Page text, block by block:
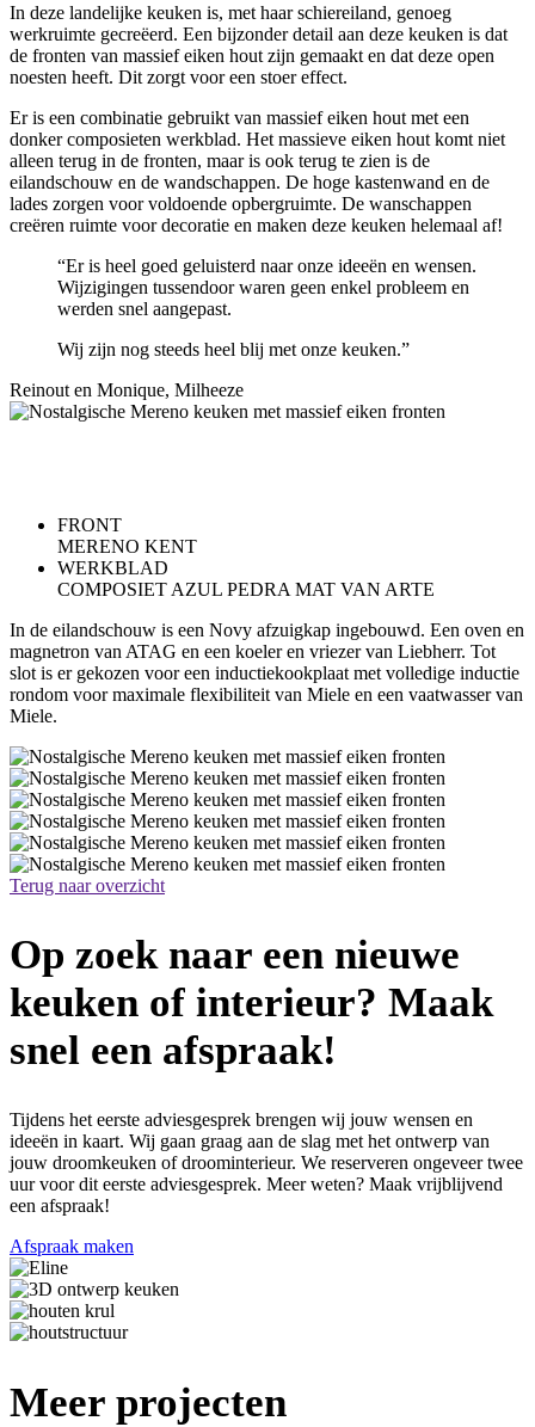
In deze landelijke keuken is, met haar schiereiland, genoeg
werkruimte gecreëerd. Een bijzonder detail aan deze keuken is dat
de fronten van massief eiken hout zijn gemaakt en dat deze open
noesten heeft. Dit zorgt voor een stoer effect.
Er is een combinatie gebruikt van massief eiken hout met een
donker composieten werkblad. Het massieve eiken hout komt niet
alleen terug in de fronten, maar is ook terug te zien is de
eilandschouw en de wandschappen. De hoge kastenwand en de
lades zorgen voor voldoende opbergruimte. De wanschappen
creëren ruimte voor decoratie en maken deze keuken helemaal af!
“Er is heel goed geluisterd naar onze ideeën en wensen.
Wijzigingen tussendoor waren geen enkel probleem en
werden snel aangepast.
Wij zijn nog steeds heel blij met onze keuken.”
Reinout en Monique, Milheeze
FRONT
MERENO KENT
WERKBLAD
COMPOSIET AZUL PEDRA MAT VAN ARTE
In de eilandschouw is een Novy afzuigkap ingebouwd. Een oven en
magnetron van ATAG en een koeler en vriezer van Liebherr. Tot
slot is er gekozen voor een inductiekookplaat met volledige inductie
rondom voor maximale flexibiliteit van Miele en een vaatwasser van
Miele.
Terug naar overzicht
Op zoek naar een nieuwe
keuken of interieur? Maak
snel een afspraak!
Tijdens het eerste adviesgesprek brengen wij jouw wensen en
ideeën in kaart. Wij gaan graag aan de slag met het ontwerp van
jouw droomkeuken of droominterieur. We reserveren ongeveer twee
uur voor dit eerste adviesgesprek. Meer weten? Maak vrijblijvend
een afspraak!
Afspraak maken
Meer projecten